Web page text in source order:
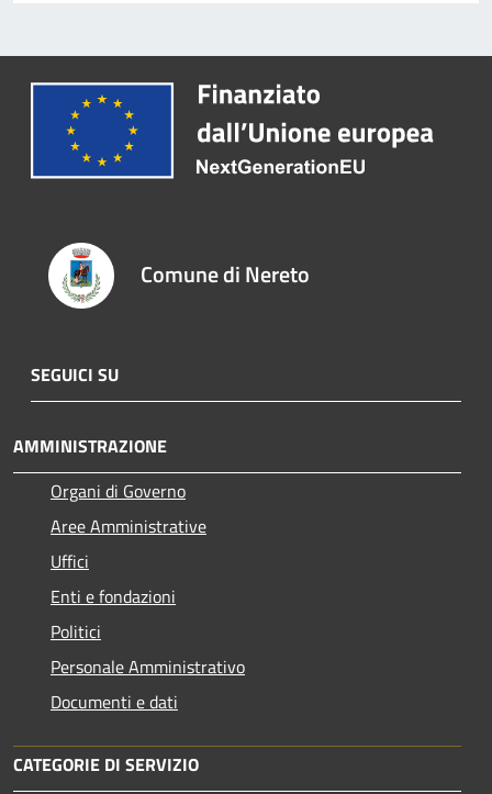
Comune di Nereto
SEGUICI SU
AMMINISTRAZIONE
Organi di Governo
Aree Amministrative
Uffici
Enti e fondazioni
Politici
Personale Amministrativo
Documenti e dati
CATEGORIE DI SERVIZIO